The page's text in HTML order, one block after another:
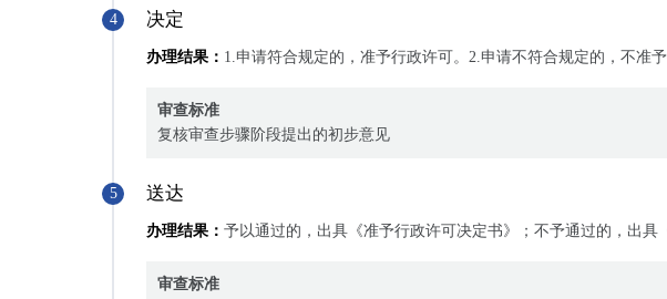
4 决定
办理结果： 1.申请符合规定的，准予行政许可。2.申请不符合规定的，不准
审查标准
复核审查步骤阶段提出的初步意见
5 送达
办理结果： 予以通过的，出具《准予行政许可决定书》；不予通过的，出具
审查标准